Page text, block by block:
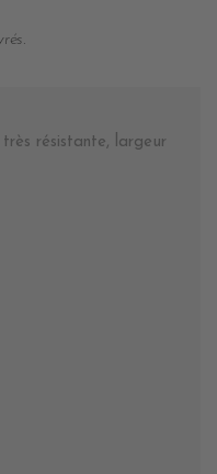
résistante, largeur